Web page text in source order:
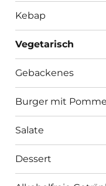
Kebap
Vegetarisch
Gebackenes
Burger mit
Salate
Dessert